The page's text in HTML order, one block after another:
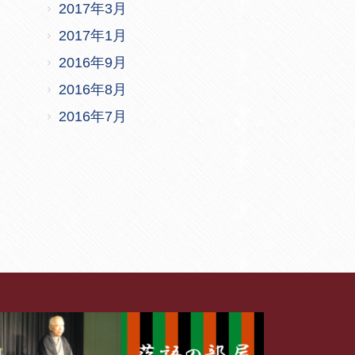
2017年3月
2017年1月
2016年9月
2016年8月
2016年7月